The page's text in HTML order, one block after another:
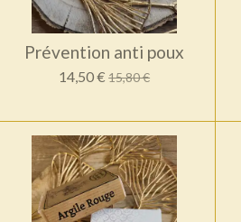
Prévention anti poux
14,50 € 15,80 €